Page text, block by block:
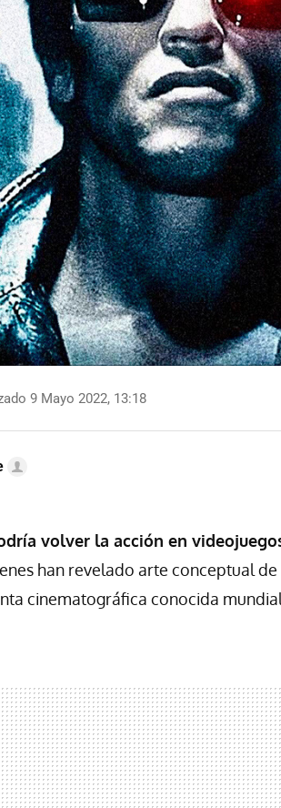
9 Mayo 2022, 13:18
volver la acción en
han revelado arte conceptual
cinematográfica conocida